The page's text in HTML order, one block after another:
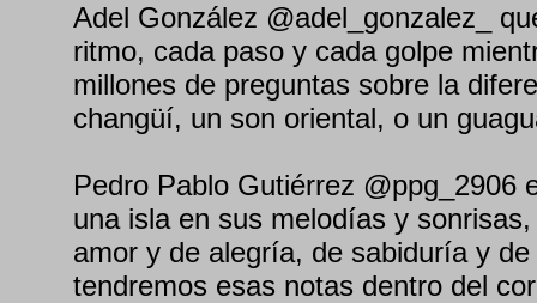
Adel González @adel_gonzalez_
ritmo, cada paso y cada golpe
millones de preguntas sobre la
changüí, un son oriental, o un
Pedro Pablo Gutiérrez @ppg_2906
una isla en sus melodías y
amor y de alegría, de sabiduría y
tendremos esas notas dentro del